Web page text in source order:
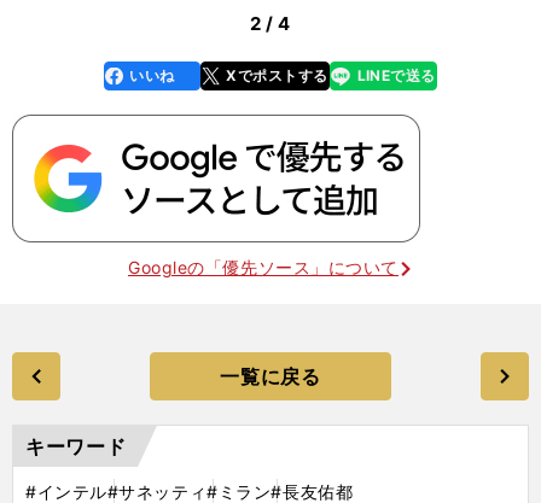
2 / 4
faceboo
k
いいね Xでポストする
line LINEで送る
Googleの「優先ソース」について
一覧に戻る
キーワード
#インテル#サネッティ#ミラン#長友佑都